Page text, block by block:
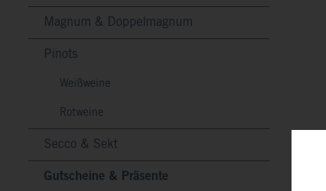
Magnum & Doppelmagnum
Pinots
Weißweine
Rotweine
Secco & Sekt
Gutscheine & Präsente